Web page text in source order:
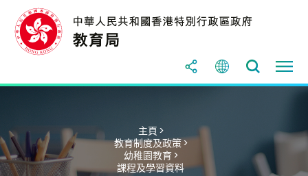
主頁 >
教育制度及政策 >
幼稚園教育 >
課程及學習資料